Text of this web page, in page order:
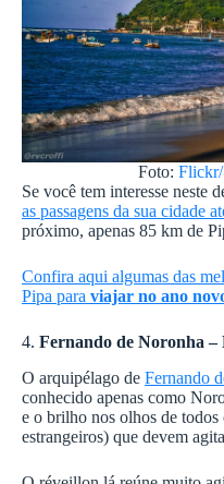
Foto:
Se você tem interesse neste
as passagens da sua cidade
próximo, apenas 85 km de
Confira aqui algumas das
Pipa para viajar no ano
4. Fernando de Noronha –
O arquipélago de Fernando
conhecido apenas como
e o brilho nos olhos de todos
estrangeiros) que devem